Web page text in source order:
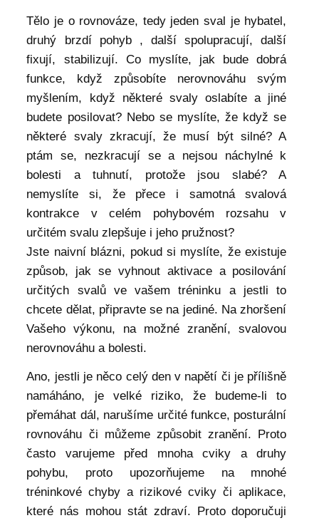
Tělo je o rovnováze, tedy jeden sval je hybatel,
druhý brzdí pohyb , další spolupracují, další
fixují, stabilizují. Co myslíte, jak bude dobrá
funkce, když způsobíte nerovnováhu svým
myšlením, když některé svaly oslabíte a jiné
budete posilovat? Nebo se myslíte, že když se
některé svaly zkracují, že musí být silné? A
ptám se, nezkracují se a nejsou náchylné k
bolesti a tuhnutí, protože jsou slabé? A
nemyslíte si, že přece i samotná svalová
kontrakce v celém pohybovém rozsahu v
určitém svalu zlepšuje i jeho pružnost?
Jste naivní blázni, pokud si myslíte, že existuje
způsob, jak se vyhnout aktivace a posilování
určitých svalů ve vašem tréninku a jestli to
chcete dělat, připravte se na jediné. Na zhoršení
Vašeho výkonu, na možné zranění, svalovou
nerovnováhu a bolesti.
Ano, jestli je něco celý den v napětí či je přílišně
namáháno, je velké riziko, že budeme-li to
přemáhat dál, narušíme určité funkce, posturální
rovnováhu či můžeme způsobit zranění. Proto
často varujeme před mnoha cviky a druhy
pohybu, proto upozorňujeme na mnohé
tréninkové chyby a rizikové cviky či aplikace,
které nás mohou stát zdraví. Proto doporučuji